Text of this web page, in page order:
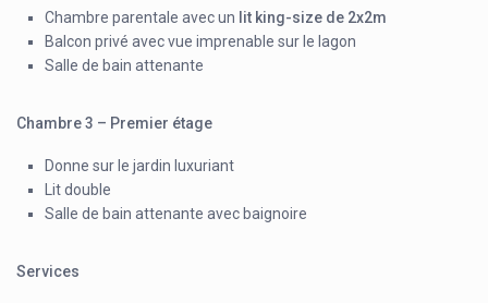
Chambre parentale avec un lit king-size de 2x2m
Balcon privé avec vue imprenable sur le lagon
Salle de bain attenante
Chambre 3 – Premier étage
Donne sur le jardin luxuriant
Lit double
Salle de bain attenante avec baignoire
Services